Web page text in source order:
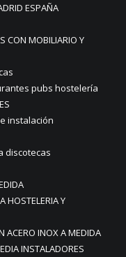
ESPAÑA
CON MOBILIARIO Y
pubs hostelería
instalación
discotecas
HOSTELERIA Y
ACERO INOX A MEDIDA
INSTALADORES